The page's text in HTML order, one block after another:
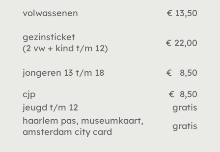
volwassenen € 13,50
gezinsticket
(2 vw + kind t/m 12) € 22,00
jongeren 13 t/m 18
€ 8,50
cjp
€ 8,50
jeugd t/m 12
gratis
haarlem pas, museumkaart,
amsterdam city card
gratis